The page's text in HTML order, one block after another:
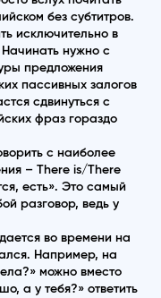
без субтитров.
исключительно в
Начинать нужно с
предложения
пассивных залогов
сдвинуться с
фраз гораздо
с наиболее
– There is/There
есть». Это самый
разговор, ведь у
во времени на
Например, на
можно вместо
а у тебя?» ответить